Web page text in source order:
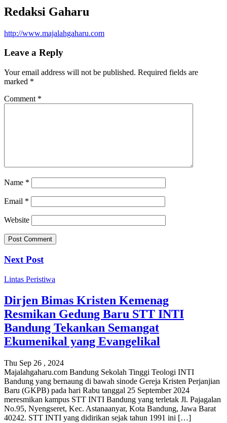
Redaksi Gaharu
http://www.majalahgaharu.com
Leave a Reply
Your email address will not be published. Required fields are
marked *
Comment *
Name *
Email *
Website
Next Post
Lintas Peristiwa
Dirjen Bimas Kristen Kemenag
Resmikan Gedung Baru STT INTI
Bandung Tekankan Semangat
Ekumenikal yang Evangelikal
Thu Sep 26 , 2024
Majalahgaharu.com Bandung Sekolah Tinggi Teologi INTI
Bandung yang bernaung di bawah sinode Gereja Kristen Perjanjian
Baru (GKPB) pada hari Rabu tanggal 25 September 2024
meresmikan kampus STT INTI Bandung yang terletak Jl. Pajagalan
No.95, Nyengseret, Kec. Astanaanyar, Kota Bandung, Jawa Barat
40242. STT INTI yang didirikan sejak tahun 1991 ini […]